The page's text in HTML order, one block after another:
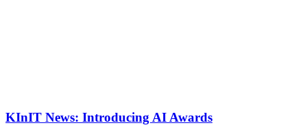
KInIT News: Introducing AI Awards